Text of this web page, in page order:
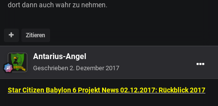
dort dann auch wahr zu nehmen.
Zitieren
Antarius-Angel
Geschrieben 2. Dezember 2017
Star Citizen Babylon 6 Projekt News 02.12.2017: Rückblick 2017